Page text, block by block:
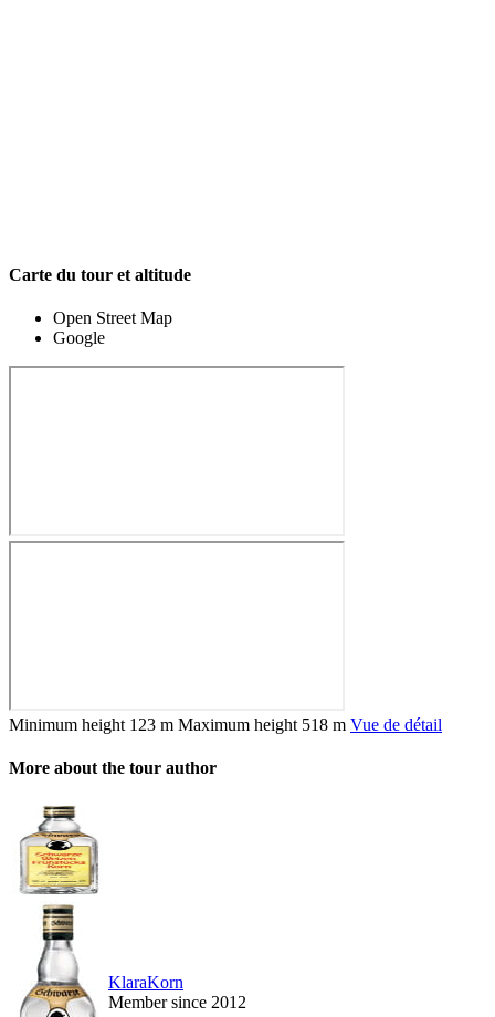
Carte du tour et altitude
Open Street Map
Google
Minimum height 123 m Maximum height 518 m Vue de détail
More about the tour author
KlaraKorn
Member since 2012